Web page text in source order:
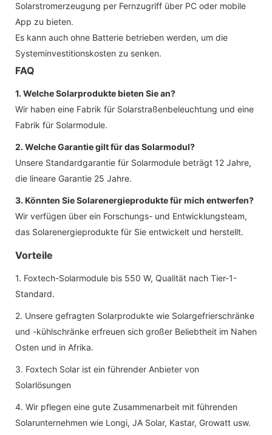
Solarstromerzeugung per Fernzugriff über PC oder mobile
App zu bieten.
Es kann auch ohne Batterie betrieben werden, um die
Systeminvestitionskosten zu senken.
FAQ
1. Welche Solarprodukte bieten Sie an?
Wir haben eine Fabrik für Solarstraßenbeleuchtung und eine
Fabrik für Solarmodule.
2. Welche Garantie gilt für das Solarmodul?
Unsere Standardgarantie für Solarmodule beträgt 12 Jahre,
die lineare Garantie 25 Jahre.
3. Könnten Sie Solarenergieprodukte für mich entwerfen?
Wir verfügen über ein Forschungs- und Entwicklungsteam,
das Solarenergieprodukte für Sie entwickelt und herstellt.
Vorteile
1. Foxtech-Solarmodule bis 550 W, Qualität nach Tier-1-
Standard.
2. Unsere gefragten Solarprodukte wie Solargefrierschränke
und -kühlschränke erfreuen sich großer Beliebtheit im Nahen
Osten und in Afrika.
3. Foxtech Solar ist ein führender Anbieter von
Solarlösungen
4. Wir pflegen eine gute Zusammenarbeit mit führenden
Solarunternehmen wie Longi, JA Solar, Kastar, Growatt usw.